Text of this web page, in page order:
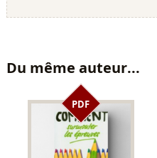
Du même auteur...
PDF